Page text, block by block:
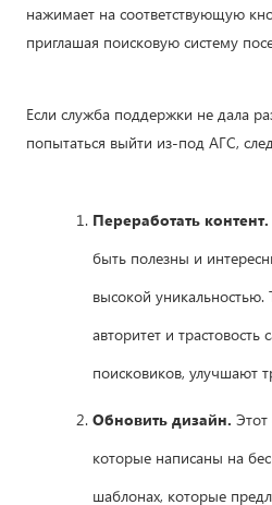
нажимает на соответствующую
приглашая поисковую систему
Если служба поддержки не дала
попытаться выйти из-под АГС,
Переработать контент.
быть полезны и
высокой
авторитет и трастовость
поисковиков, улучшают
Обновить дизайн. Этот
которые написаны на
шаблонах, которые